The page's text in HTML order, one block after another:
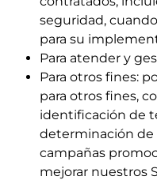
seguridad,
para su
Para atender y
Para otros fines:
para otros fines,
identificación de
determinación de
campañas
mejorar nuestros